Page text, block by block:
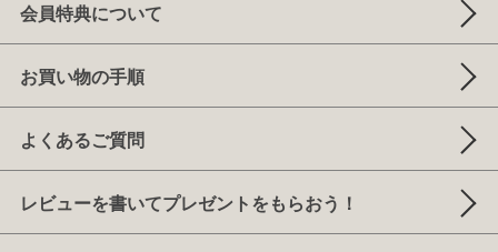
会員特典について
お買い物の手順
よくあるご質問
レビューを書いてプレゼントをもらおう！